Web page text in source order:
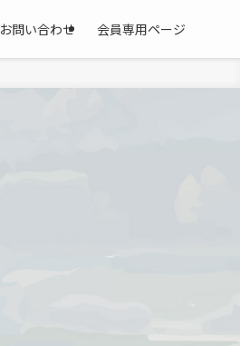
お問い合わせ 会員専用ページ